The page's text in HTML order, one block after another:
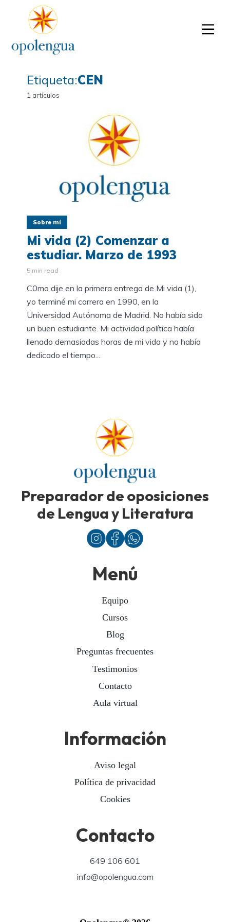
Etiqueta:CEN
1 artículos
Sobre mí
Mi vida (2) Comenzar a
estudiar. Marzo de 1993
5 min read
C0mo dije en la primera entrega de Mi vida (1),
yo terminé mi carrera en 1990, en la
Universidad Autónoma de Madrid. No había sido
un buen estudiante. Mi actividad política había
llenado demasiadas horas de mi vida y no había
dedicado el tiempo...
Preparador de oposiciones
de Lengua y Literatura
Menú
Equipo
Cursos
Blog
Preguntas frecuentes
Testimonios
Contacto
Aula virtual
Información
Aviso legal
Política de privacidad
Cookies
Contacto
649 106 601
info@opolengua.com